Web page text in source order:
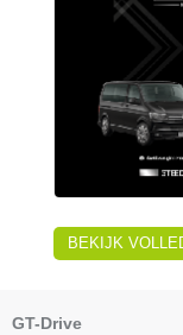
BEKIJK
GT-Drive